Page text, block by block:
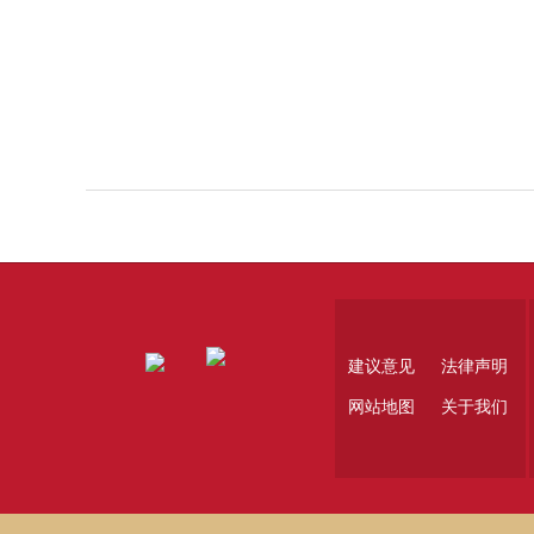
建议意见 法律声明
网站地图 关于我们